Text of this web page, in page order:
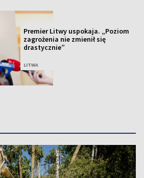
Premier Litwy uspokaja. „Poziom
zagrożenia nie zmienił się
drastycznie”
LITWA